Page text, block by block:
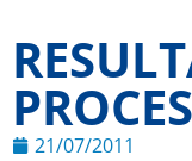
21/07/2011